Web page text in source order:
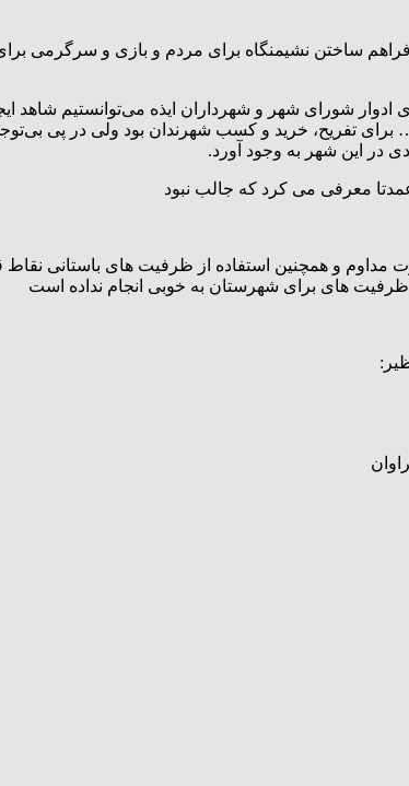
ساختن نشیمنگاه برای مردم و بازی و سرگرمی
ادوار شورای شهر و شهرداران ایذه می‌توانستیم
تفریح، خرید و کسب شهرندان بود ولی در پی
این شهر به وجود آورد.
معرفی می کرد که جالب نبود
مداوم و همچنین استفاده از ظرفیت های باستانی
ظرفیت های برای شهرستان به خوبی انجام نداده است